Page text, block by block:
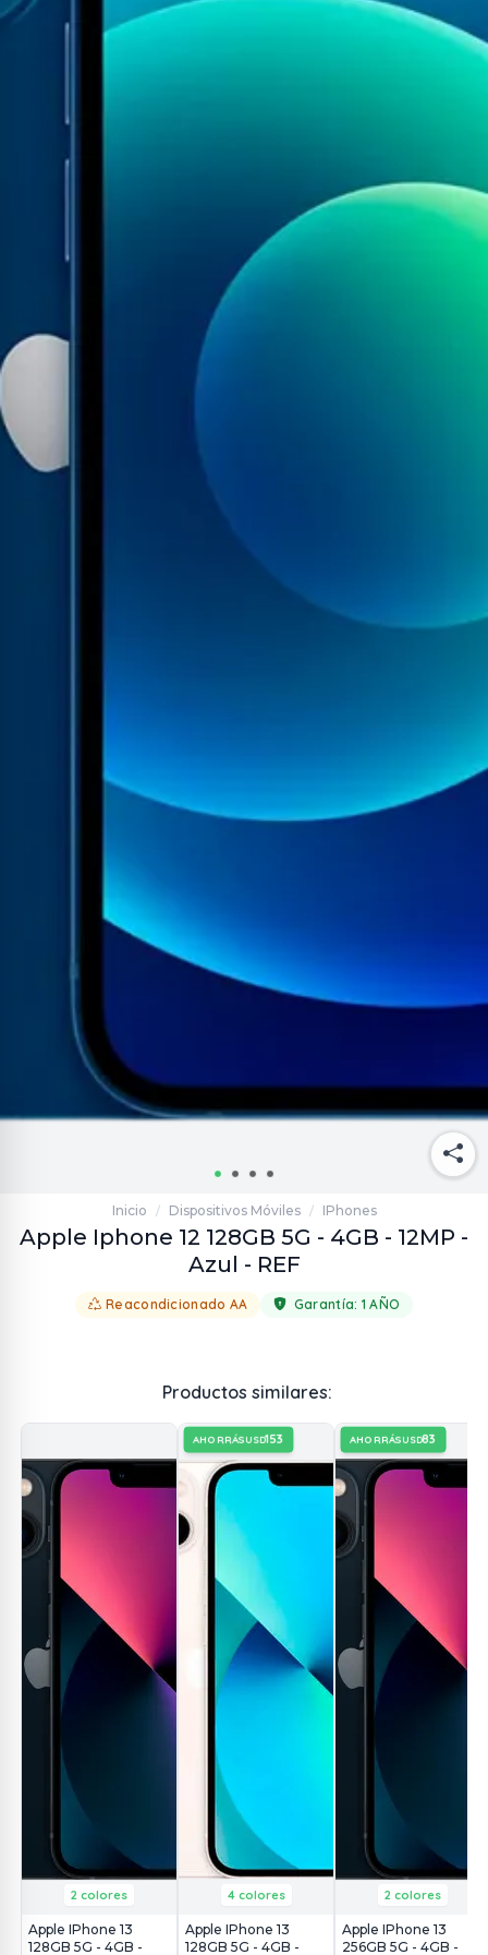
Inicio / Dispositivos Móviles / IPhones
Apple Iphone 12 128GB 5G - 4GB - 12MP -
Azul - REF
Reacondicionado AA Garantía: 1 AÑO
Productos similares:
2 colores
Apple IPhone 13
128GB 5G - 4GB -
AHORRÁSUSD153
4 colores
Apple IPhone 13
128GB 5G - 4GB -
AHORRÁSUSD83
2 colores
Apple IPhone 13
256GB 5G - 4GB -